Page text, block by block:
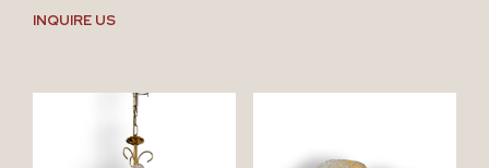
INQUIRE US